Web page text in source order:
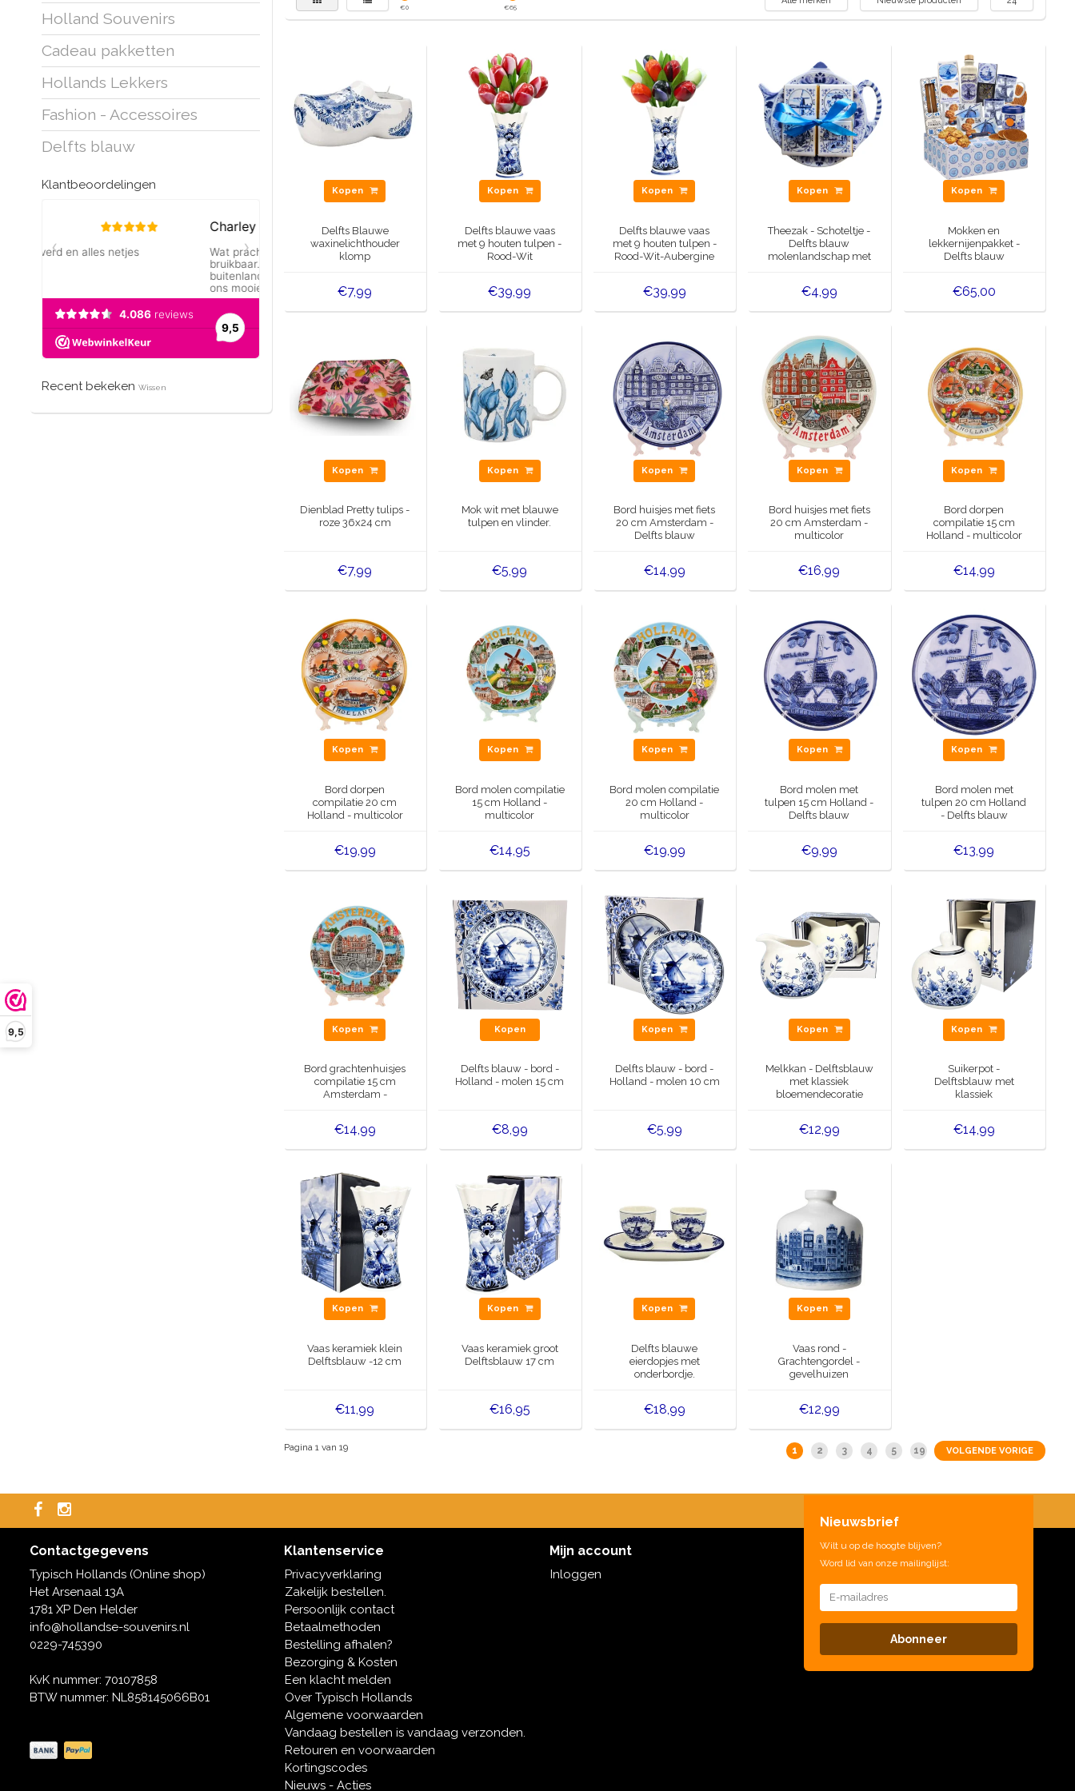
9,5
Holland Souvenirs
Cadeau pakketten
Hollands Lekkers
Fashion - Accessoires
Delfts blauw
Klantbeoordelingen
Recent bekeken Wissen
€0 €65
Kopen
Delfts Blauwe
waxinelichthouder
klomp
€7,99
Kopen
Delfts blauwe vaas
met 9 houten tulpen -
Rood-Wit
€39,99
Kopen
Delfts blauwe vaas
met 9 houten tulpen -
Rood-Wit-Aubergine
€39,99
Kopen
Theezak - Schoteltje -
Delfts blauw
molenlandschap met
€4,99
Kopen
Mokken en
lekkernijenpakket -
Delfts blauw
€65,00
Kopen
Dienblad Pretty tulips -
roze 36x24 cm
€7,99
Kopen
Mok wit met blauwe
tulpen en vlinder.
€5,99
Kopen
Bord huisjes met fiets
20 cm Amsterdam -
Delfts blauw
€14,99
Kopen
Bord huisjes met fiets
20 cm Amsterdam -
multicolor
€16,99
Kopen
Bord dorpen
compilatie 15 cm
Holland - multicolor
€14,99
Kopen
Bord dorpen
compilatie 20 cm
Holland - multicolor
€19,99
Kopen
Bord molen compilatie
15 cm Holland -
multicolor
€14,95
Kopen
Bord molen compilatie
20 cm Holland -
multicolor
€19,99
Kopen
Bord molen met
tulpen 15 cm Holland -
Delfts blauw
€9,99
Kopen
Bord molen met
tulpen 20 cm Holland
- Delfts blauw
€13,99
Kopen
Bord grachtenhuisjes
compilatie 15 cm
Amsterdam -
€14,99
Kopen
Delfts blauw - bord -
Holland - molen 15 cm
€8,99
Kopen
Delfts blauw - bord -
Holland - molen 10 cm
€5,99
Kopen
Melkkan - Delftsblauw
met klassiek
bloemendecoratie
€12,99
Kopen
Suikerpot -
Delftsblauw met
klassiek
€14,99
Kopen
Vaas keramiek klein
Delftsblauw -12 cm
€11,99
Kopen
Vaas keramiek groot
Delftsblauw 17 cm
€16,95
Kopen
Delfts blauwe
eierdopjes met
onderbordje.
€18,99
Kopen
Vaas rond -
Grachtengordel -
gevelhuizen
€12,99
Pagina 1 van 19 1 2 3 4 5 19 VOLGENDE VORIGE
Contactgegevens
Typisch Hollands (Online shop)
Het Arsenaal 13A
1781 XP Den Helder
info@hollandse-souvenirs.nl
0229-745390
KvK nummer: 70107858
BTW nummer: NL858145066B01
Klantenservice
Privacyverklaring
Zakelijk bestellen.
Persoonlijk contact
Betaalmethoden
Bestelling afhalen?
Bezorging & Kosten
Een klacht melden
Over Typisch Hollands
Algemene voorwaarden
Vandaag bestellen is vandaag verzonden.
Retouren en voorwaarden
Kortingscodes
Nieuws - Acties
Mijn account
Inloggen
Nieuwsbrief
Wilt u op de hoogte blijven?
Word lid van onze mailinglijst:
Abonneer